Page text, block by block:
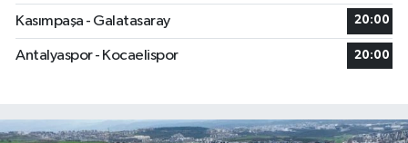
Kasımpaşa - Galatasaray 20:00
Antalyaspor - Kocaelispor 20:00